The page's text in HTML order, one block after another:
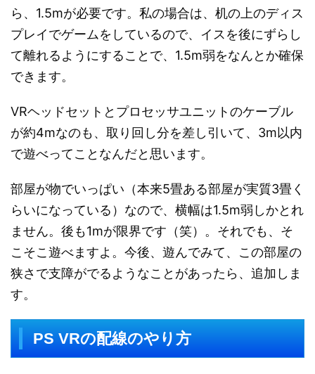
ら、1.5mが必要です。私の場合は、机の上のディス
プレイでゲームをしているので、イスを後にずらし
て離れるようにすることで、1.5m弱をなんとか確保
できます。
VRヘッドセットとプロセッサユニットのケーブル
が約4mなのも、取り回し分を差し引いて、3m以内
で遊べってことなんだと思います。
部屋が物でいっぱい（本来5畳ある部屋が実質3畳く
らいになっている）なので、横幅は1.5m弱しかとれ
ません。後も1mが限界です（笑）。それでも、そ
こそこ遊べますよ。今後、遊んでみて、この部屋の
狭さで支障がでるようなことがあったら、追加しま
す。
PS VRの配線のやり方